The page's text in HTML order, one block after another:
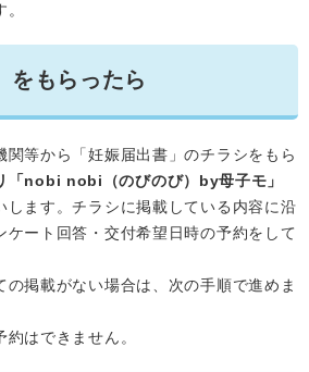
をもらったら
関等から「妊娠届出書」のチラシをもら
「nobi nobi（のびのび）by母子モ」
します。チラシに掲載している内容に沿
ケート回答・交付希望日時の予約をして
の掲載がない場合は、次の手順で進めま
はできません。